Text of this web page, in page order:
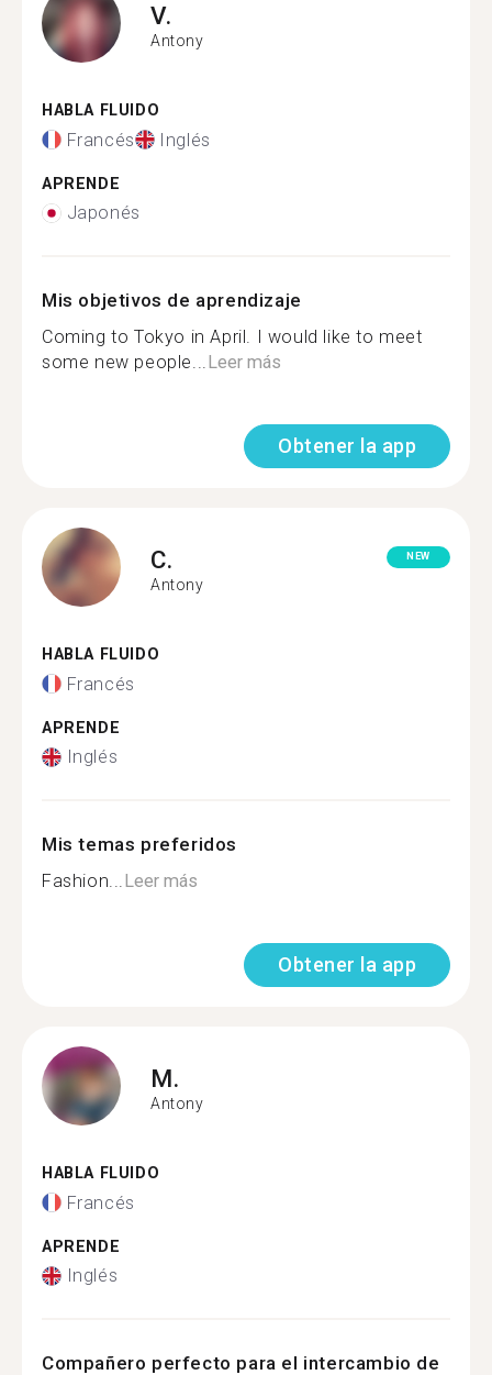
V.
Antony
HABLA FLUIDO
Francés Inglés
APRENDE
Japonés
Mis objetivos de aprendizaje
Coming to Tokyo in April. I would like to meet
some new people...Leer más
Obtener la app
C.
Antony
NEW
HABLA FLUIDO
Francés
APRENDE
Inglés
Mis temas preferidos
Fashion...Leer más
Obtener la app
M.
Antony
HABLA FLUIDO
Francés
APRENDE
Inglés
Compañero perfecto para el intercambio de